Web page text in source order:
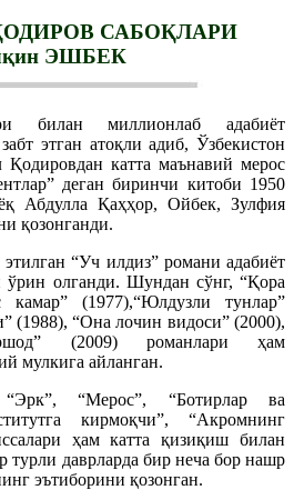
САБОҚЛАРИ
ЭШБЕК
билан миллионлаб адабиёт
этган атоқли адиб, Ўзбекистон
Қодировдан катта маънавий мерос
деган биринчи китоби 1950
Абдулла Қаҳҳор, Ойбек, Зулфия
қозонганди.
“Уч илдиз” романи адабиёт
ўрин олганди. Шундан сўнг, “Қора
камар” (1977),“Юлдузли тунлар”
(1988), “Она лочин видоси” (2000),
(2009) романлари ҳам
мулкига айланган.
“Мерос”, “Ботирлар ва
кирмоқчи”, “Акромнинг
ҳам катта қизиқиш билан
турли даврларда бир неча бор нашр
эътиборини қозонган.